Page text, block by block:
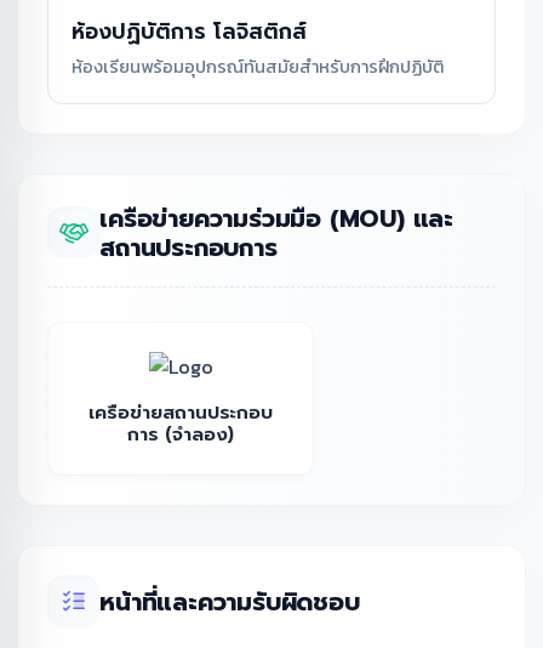
ห้องปฏิบัติการ โลจิสติกส์
ห้องเรียนพร้อมอุปกรณ์ทันสมัยสำหรับการฝึกปฏิบัติ
เครือข่ายความร่วมมือ (MOU) และ
สถานประกอบการ
เครือข่ายสถานประกอบ
การ (จำลอง)
หน้าที่และความรับผิดชอบ